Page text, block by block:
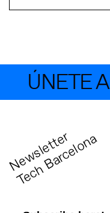
A
N
e
w
s
l
e
t
t
e
r
T
e
c
h
B
a
r
c
e
l
o
n
a